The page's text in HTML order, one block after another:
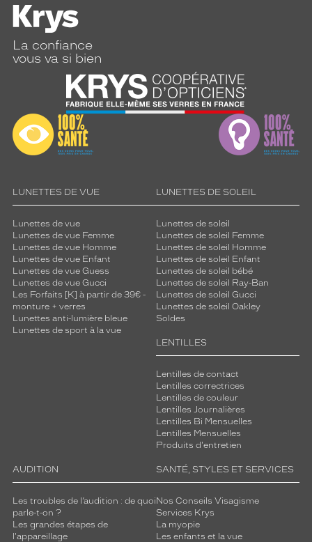
La confiance
vous va si bien
LUNETTES DE VUE
Lunettes de vue
Lunettes de vue Femme
Lunettes de vue Homme
Lunettes de vue Enfant
Lunettes de vue Guess
Lunettes de vue Gucci
Les Forfaits [K] à partir de 39€ -
monture + verres
Lunettes anti-lumière bleue
Lunettes de sport à la vue
LUNETTES DE SOLEIL
Lunettes de soleil
Lunettes de soleil Femme
Lunettes de soleil Homme
Lunettes de soleil Enfant
Lunettes de soleil bébé
Lunettes de soleil Ray-Ban
Lunettes de soleil Gucci
Lunettes de soleil Oakley
Soldes
LENTILLES
Lentilles de contact
Lentilles correctrices
Lentilles de couleur
Lentilles Journalières
Lentilles Bi Mensuelles
Lentilles Mensuelles
Produits d'entretien
AUDITION
Les troubles de l’audition : de quoi
parle-t-on ?
Les grandes étapes de
l'appareillage
SANTÉ, STYLES ET SERVICES
Nos Conseils Visagisme
Services Krys
La myopie
Les enfants et la vue